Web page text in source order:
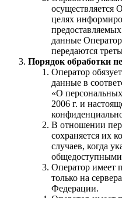
осуществляется
целях
данные
передаются
Порядок обработки
Оператор
данные в
«О
2006 г. и
В отношении
сохраняется их
случаев, когда
Оператор имеет
только на
Федерации.